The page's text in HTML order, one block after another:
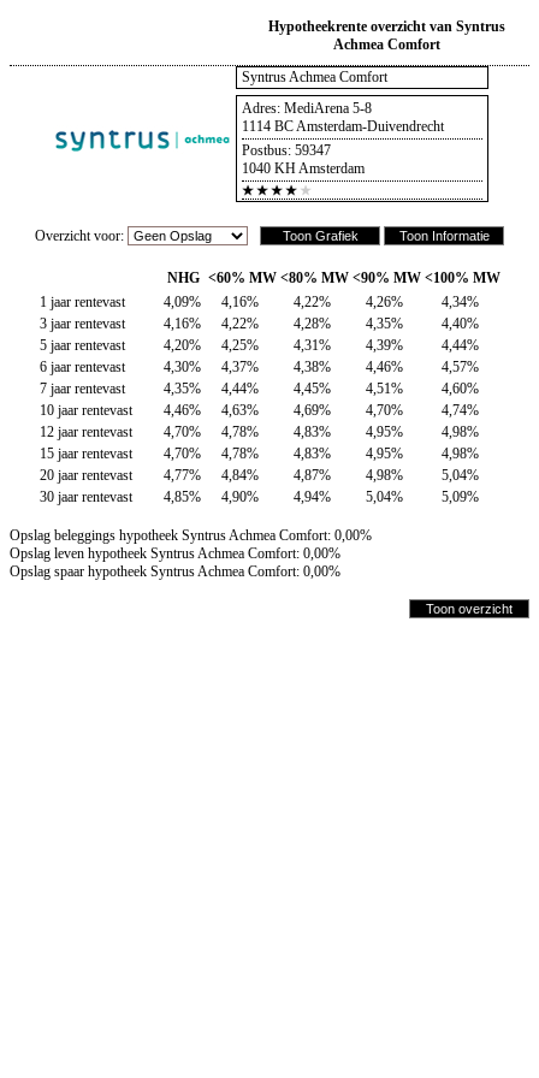
Hypotheekrente overzicht van Syntrus
Achmea Comfort
Syntrus Achmea Comfort
Adres: MediArena 5-8
1114 BC Amsterdam-Duivendrecht
Postbus: 59347
1040 KH Amsterdam
Overzicht voor:
NHG <60% MW <80% MW <90% MW <100% MW
1 jaar rentevast
4,09% 4,16% 4,22% 4,26%
4,34%
3 jaar rentevast
4,16% 4,22% 4,28% 4,35%
4,40%
5 jaar rentevast
4,20% 4,25% 4,31% 4,39%
4,44%
6 jaar rentevast
4,30% 4,37% 4,38% 4,46%
4,57%
7 jaar rentevast
4,35% 4,44% 4,45% 4,51%
4,60%
10 jaar rentevast
4,46% 4,63% 4,69% 4,70%
4,74%
12 jaar rentevast
4,70% 4,78% 4,83% 4,95%
4,98%
15 jaar rentevast
4,70% 4,78% 4,83% 4,95%
4,98%
20 jaar rentevast
4,77% 4,84% 4,87% 4,98%
5,04%
30 jaar rentevast
4,85% 4,90% 4,94% 5,04% 5,09%
Opslag beleggings hypotheek Syntrus Achmea Comfort: 0,00%
Opslag leven hypotheek Syntrus Achmea Comfort: 0,00%
Opslag spaar hypotheek Syntrus Achmea Comfort: 0,00%